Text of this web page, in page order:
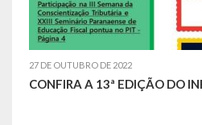
Publicações Diversas
Eleições Conselho Tutelar
Licitações
27 DE OUTUBRO DE 2022
CONFIRA A 13ª EDIÇÃO DO